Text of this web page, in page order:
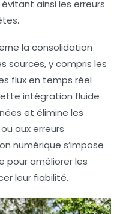
ainsi les erreurs
la consolidation
sources, y compris les
flux en temps réel
intégration fluide
et élimine les
aux erreurs
numérique s’impose
pour améliorer les
leur fiabilité.